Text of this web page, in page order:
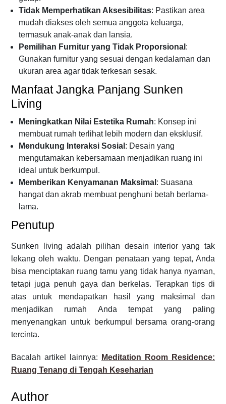
Tidak Memperhatikan Aksesibilitas: Pastikan area
mudah diakses oleh semua anggota keluarga,
termasuk anak-anak dan lansia.
Pemilihan Furnitur yang Tidak Proporsional :
Gunakan furnitur yang sesuai dengan kedalaman dan
ukuran area agar tidak terkesan sesak.
Manfaat Jangka Panjang Sunken
Living
Meningkatkan Nilai Estetika Rumah: Konsep ini
membuat rumah terlihat lebih modern dan eksklusif.
Mendukung Interaksi Sosial : Desain yang
mengutamakan kebersamaan menjadikan ruang ini
ideal untuk berkumpul.
Memberikan Kenyamanan Maksimal : Suasana
hangat dan akrab membuat penghuni betah berlama-
lama.
Penutup
Sunken living adalah pilihan desain interior yang tak
lekang oleh waktu. Dengan penataan yang tepat, Anda
bisa menciptakan ruang tamu yang tidak hanya nyaman,
tetapi juga penuh gaya dan berkelas. Terapkan tips di
atas untuk mendapatkan hasil yang maksimal dan
menjadikan rumah Anda tempat yang paling
menyenangkan untuk berkumpul bersama orang-orang
tercinta.
Bacalah artikel lainnya:
Meditation Room Residence:
Ruang Tenang di Tengah Keseharian
Author